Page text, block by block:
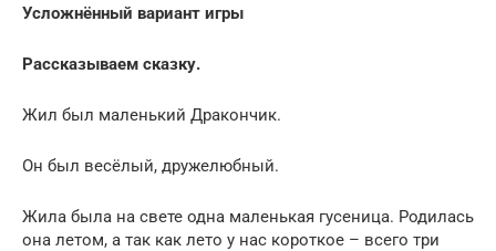
Усложнённый вариант игры
Рассказываем сказку.
Жил был маленький Дракончик.
Он был весёлый, дружелюбный.
Жила была на свете одна маленькая гусеница. Родилась
она летом, а так как лето у нас короткое – всего три